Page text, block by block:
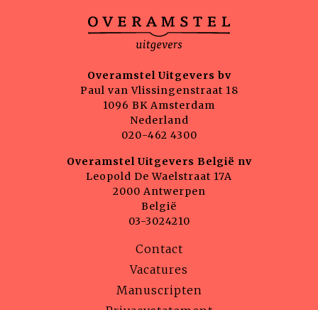
Overamstel Uitgevers bv
Paul van Vlissingenstraat 18
1096 BK Amsterdam
Nederland
020-462 4300
Overamstel Uitgevers België nv
Leopold De Waelstraat 17A
2000 Antwerpen
België
03-3024210
Contact
Vacatures
Manuscripten